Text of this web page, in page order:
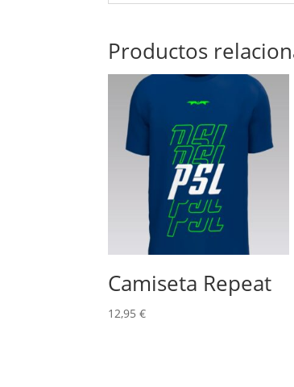
Productos
Camiseta Repeat
12,95€